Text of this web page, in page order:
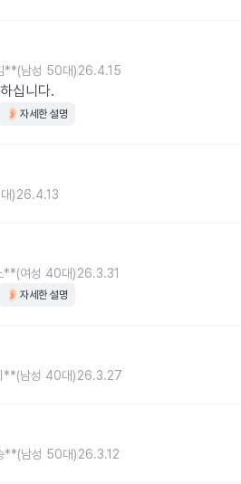
**(남성 50대)26.4.15
십니다.
자세한 설명
)26.4.13
**(여성 40대)26.3.31
자세한 설명
**(남성 40대)26.3.27
**(남성 50대)26.3.12